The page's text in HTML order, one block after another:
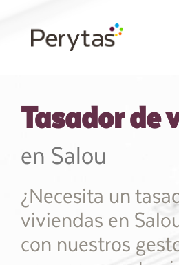
Tasador de
en Salou
¿Necesita un
viviendas en
con nuestros